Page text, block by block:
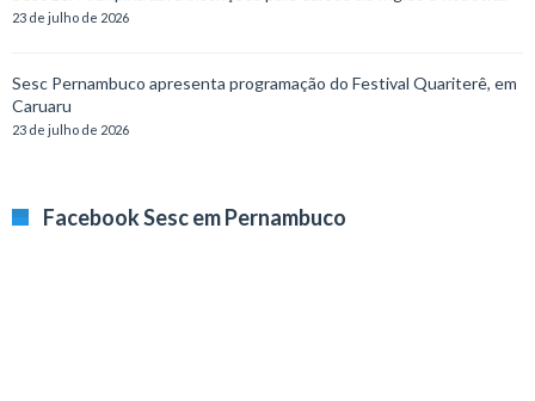
23 de julho de 2026
Sesc Pernambuco apresenta programação do Festival Quariterê, em
Caruaru
23 de julho de 2026
Facebook Sesc em Pernambuco